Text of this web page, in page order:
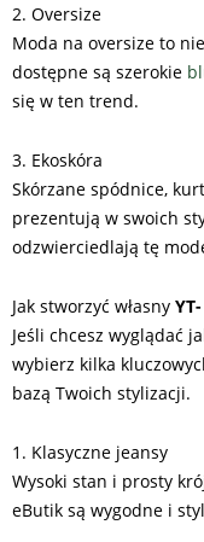
2. Oversize
Moda na oversize to
dostępne są szerokie
się w ten trend.
3. Ekoskóra
Skórzane spódnice,
prezentują w swoich
odzwierciedlają tę
Jak stworzyć własny
Jeśli chcesz wyglądać
wybierz kilka
bazą Twoich stylizacji.
1. Klasyczne jeansy
Wysoki stan i prosty
eButik są wygodne i